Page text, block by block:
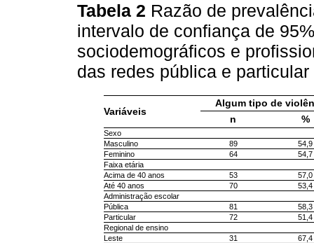
Tabela 2 Razão de
intervalo de confiança de
sociodemográficos e
das redes pública e
Variáveis
Algum tipo de
n
%
Sexo
Masculino
89
54,9
Feminino
64
54,7
Faixa etária
Acima de 40 anos
53
57,0
Até 40 anos
70
53,4
Administração escolar
Pública
81
58,3
Particular
72
51,4
Regional de ensino
Leste
31
67,4